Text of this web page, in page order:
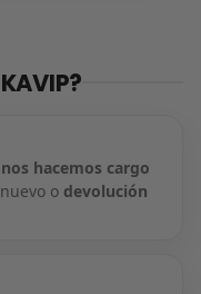
nos hacemos cargo
o devolución